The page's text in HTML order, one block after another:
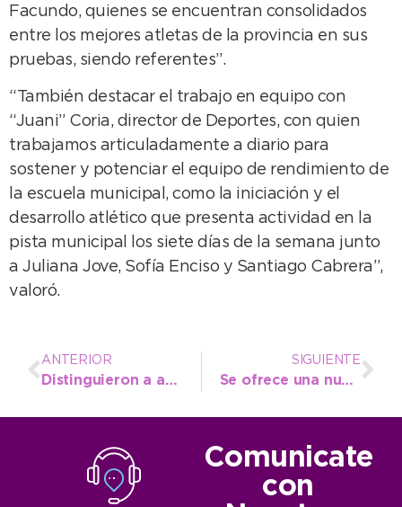
Facundo, quienes se encuentran consolidados
entre los mejores atletas de la provincia en sus
pruebas, siendo referentes”.
“También destacar el trabajo en equipo con
“Juani” Coria, director de Deportes, con quien
trabajamos articuladamente a diario para
sostener y potenciar el equipo de rendimiento de
la escuela municipal, como la iniciación y el
desarrollo atlético que presenta actividad en la
pista municipal los siete días de la semana junto
a Juliana Jove, Sofía Enciso y Santiago Cabrera”,
valoró.
ANTERIOR
Distinguieron a actores municipales en los Premios “Activos por Vocación de Servicio”
SIGUIENTE
Se ofrece una nueva jornada gratuita de castración masiva de mascotas
Comunicate
con